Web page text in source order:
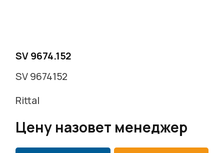
SV 9674.152
SV 9674152
Rittal
Цену назовет менеджер